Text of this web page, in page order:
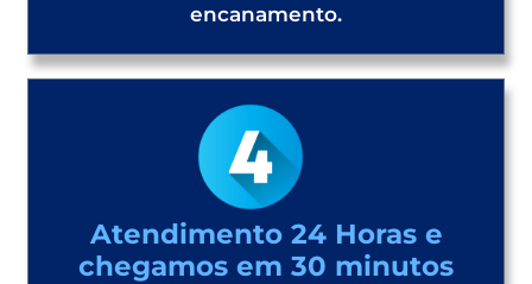
encanamento.
Atendimento 24 Horas e
chegamos em 30 minutos